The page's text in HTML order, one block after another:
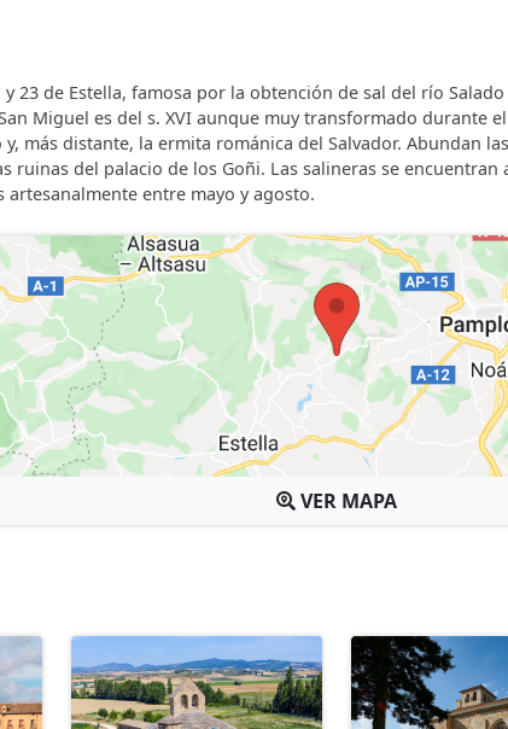
Casa
y 23 de Estella, famosa por la obtención de sal del río
Miguel es del s. XVI aunque muy transformado durante
más distante, la ermita románica del Salvador. Abundan
ruinas del palacio de los Goñi. Las salineras se
artesanalmente entre mayo y agosto.
VER MAPA